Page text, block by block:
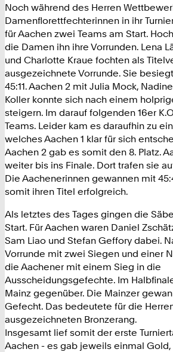
Noch während des Herren
Damenflorettfechterinnen in ihr
für Aachen zwei Teams am Start.
die Damen ihn ihre Vorrunden. Lena
und Charlotte Kraue fochten als
ausgezeichnete Vorrunde. Sie
45:11. Aachen 2 mit Julia Mock,
Koller konnte sich nach einem
steigern. Im darauf folgenden 16er
Teams. Leider kam es daraufhin zu
welches Aachen 1 klar für sich
Aachen 2 gab es somit den 8. Platz.
weiter bis ins Finale. Dort trafen sie
Die Aachenerinnen gewannen mit
somit ihren Titel erfolgreich.
Als letztes des Tages gingen die
Start. Für Aachen waren Daniel
Sam Liao und Stefan Geffory dabei.
Vorrunde mit zwei Siegen und einer
die Aachener mit einem Sieg in die
Ausscheidungsgefechte. Im
Mainz gegenüber. Die Mainzer
Gefecht. Das bedeutete für die
ausgezeichneten Bronzerang.
Insgesamt lief somit der erste
Aachen - es gab jeweils einmal Gold,